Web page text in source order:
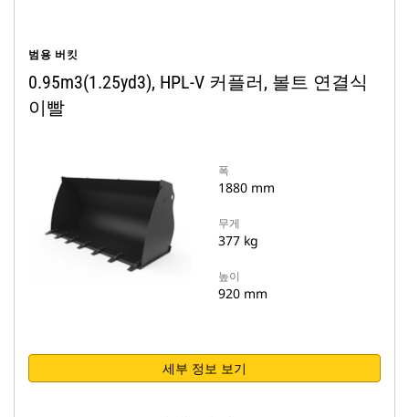
범용 버킷
0.95m3(1.25yd3), HPL-V 커플러, 볼트 연결식
이빨
폭
1880 mm
무게
377 kg
높이
920 mm
세부 정보 보기